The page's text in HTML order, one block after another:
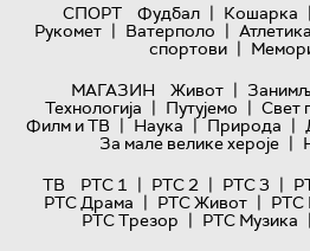
СПОРТ
Фудбал | Кошарка |
Рукомет | Ватерполо | Атлетика
спортови |
МАГАЗИН
Живот |
Технологијa | Путујемо | Свет
Филм и ТВ | Наука | Природа |
За мале велике хероје |
ТВ
РТС 1 | РТС 2 | РТС 3 |
РТС Драма | РТС Живот | РТС
РТС Трезор | РТС Музика |